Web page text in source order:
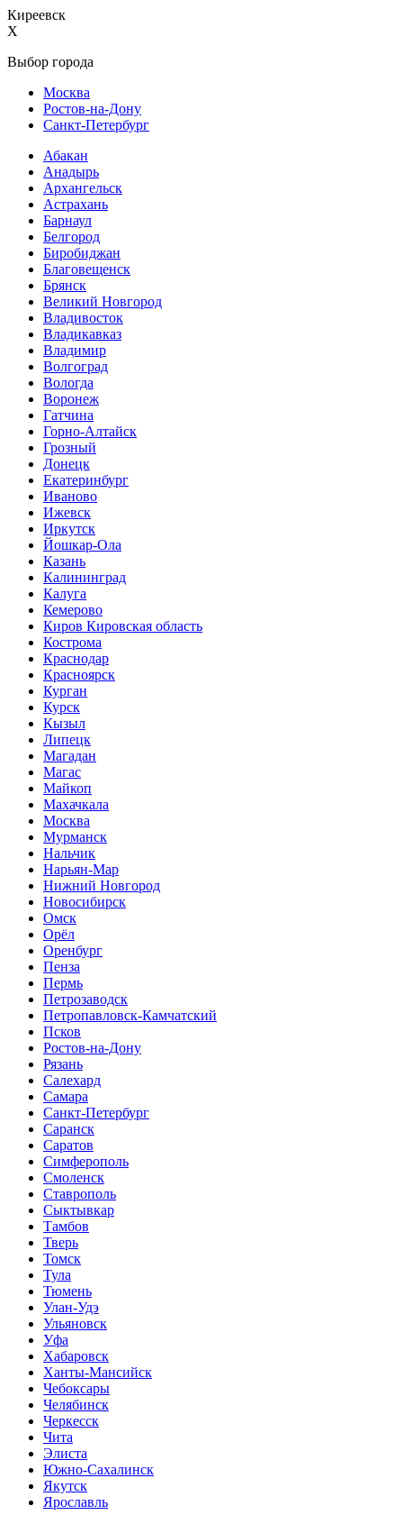
Киреевск
X
Выбор города
Москва
Ростов-на-Дону
Санкт-Петербург
Абакан
Анадырь
Архангельск
Астрахань
Барнаул
Белгород
Биробиджан
Благовещенск
Брянск
Великий Новгород
Владивосток
Владикавказ
Владимир
Волгоград
Вологда
Воронеж
Гатчина
Горно-Алтайск
Грозный
Донецк
Екатеринбург
Иваново
Ижевск
Иркутск
Йошкар-Ола
Казань
Калининград
Калуга
Кемерово
Киров Кировская область
Кострома
Краснодар
Красноярск
Курган
Курск
Кызыл
Липецк
Магадан
Магас
Майкоп
Махачкала
Москва
Мурманск
Нальчик
Нарьян-Мар
Нижний Новгород
Новосибирск
Омск
Орёл
Оренбург
Пенза
Пермь
Петрозаводск
Петропавловск-Камчатский
Псков
Ростов-на-Дону
Рязань
Салехард
Самара
Санкт-Петербург
Саранск
Саратов
Симферополь
Смоленск
Ставрополь
Сыктывкар
Тамбов
Тверь
Томск
Тула
Тюмень
Улан-Удэ
Ульяновск
Уфа
Хабаровск
Ханты-Мансийск
Чебоксары
Челябинск
Черкесск
Чита
Элиста
Южно-Сахалинск
Якутск
Ярославль